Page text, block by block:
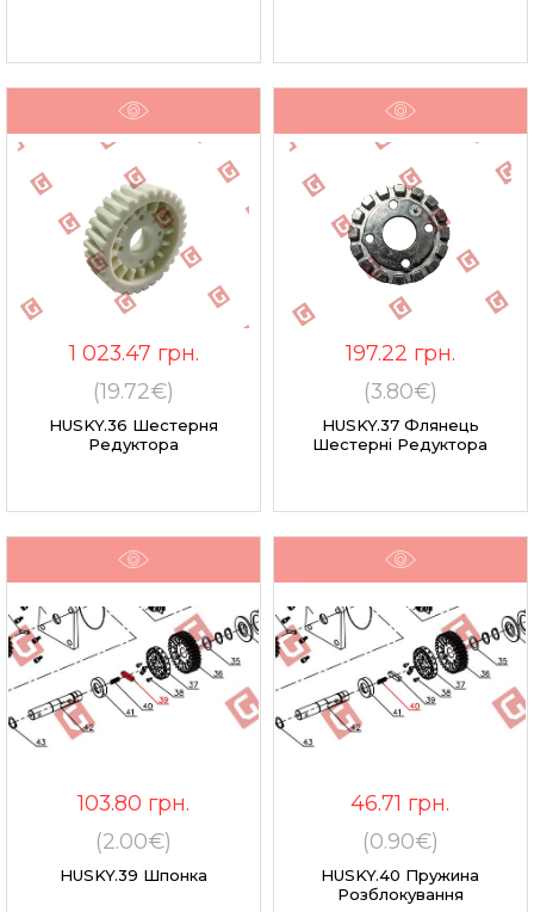
1 023.47 грн.
(19.72€)
HUSKY.36 Шестерня
Редуктора
197.22 грн.
(3.80€)
HUSKY.37 Флянець
Шестерні Редуктора
103.80 грн.
(2.00€)
HUSKY.39 Шпонка
46.71 грн.
(0.90€)
HUSKY.40 Пружина
Розблокування